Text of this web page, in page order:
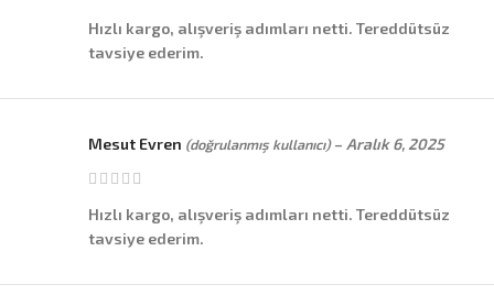
Hızlı kargo, alışveriş adımları netti. Tereddütsüz
tavsiye ederim.
Mesut Evren (doğrulanmış kullanıcı) – Aralık 6, 2025
Hızlı kargo, alışveriş adımları netti. Tereddütsüz
tavsiye ederim.